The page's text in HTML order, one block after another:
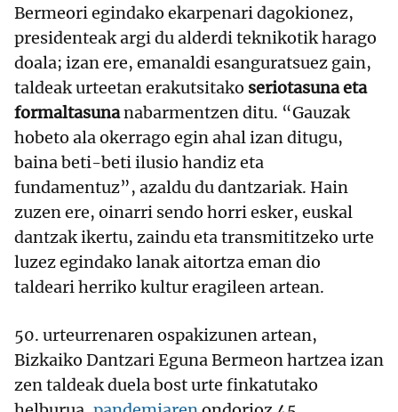
Bermeori egindako ekarpenari dagokionez,
presidenteak argi du alderdi teknikotik harago
doala; izan ere, emanaldi esanguratsuez gain,
taldeak urteetan erakutsitako seriotasuna eta
formaltasunanabarmentzen ditu. “Gauzak
hobeto ala okerrago egin ahal izan ditugu,
baina beti-beti ilusio handiz eta
fundamentuz”, azaldu du dantzariak. Hain
zuzen ere, oinarri sendo horri esker, euskal
dantzak ikertu, zaindu eta transmititzeko urte
luzez egindako lanak aitortza eman dio
taldeari herriko kultur eragileen artean.
50. urteurrenaren ospakizunen artean,
Bizkaiko Dantzari Eguna Bermeon hartzea izan
zen taldeak duela bost urte finkatutako